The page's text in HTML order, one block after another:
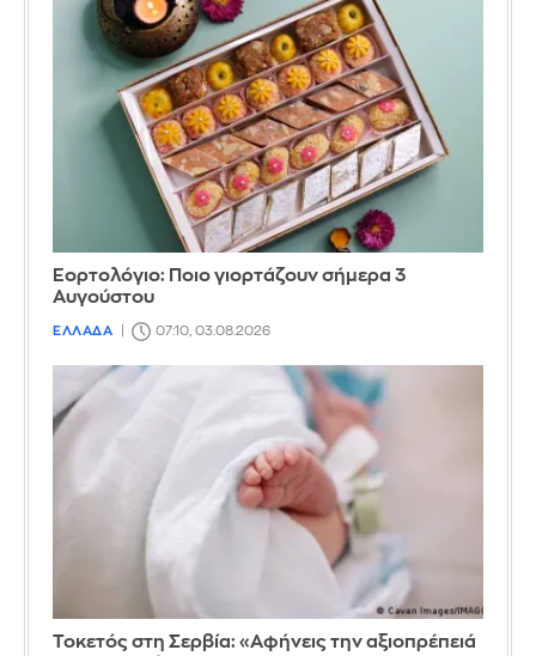
Εορτολόγιο: Ποιο γιορτάζουν σήμερα 3
Αυγούστου
ΕΛΛΑΔΑ 07:10, 03.08.2026
Τοκετός στη Σερβία: «Αφήνεις την αξιοπρέπειά